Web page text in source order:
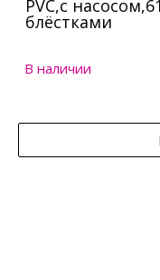
PVC,с
блёстками
В наличии